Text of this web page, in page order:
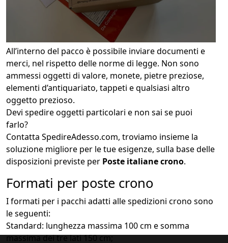
All’interno del pacco è possibile inviare documenti e
merci, nel rispetto delle norme di legge. Non sono
ammessi oggetti di valore, monete, pietre preziose,
elementi d’antiquariato, tappeti e qualsiasi altro
oggetto prezioso.
Devi spedire oggetti particolari e non sai se puoi
farlo?
Contatta SpedireAdesso.com, troviamo insieme la
soluzione migliore per le tue esigenze, sulla base delle
disposizioni previste per Poste italiane crono.
Formati per poste crono
I formati per i pacchi adatti alle spedizioni crono sono
le seguenti:
Standard: lunghezza massima 100 cm e somma
massima dei tre lati 150 cm;